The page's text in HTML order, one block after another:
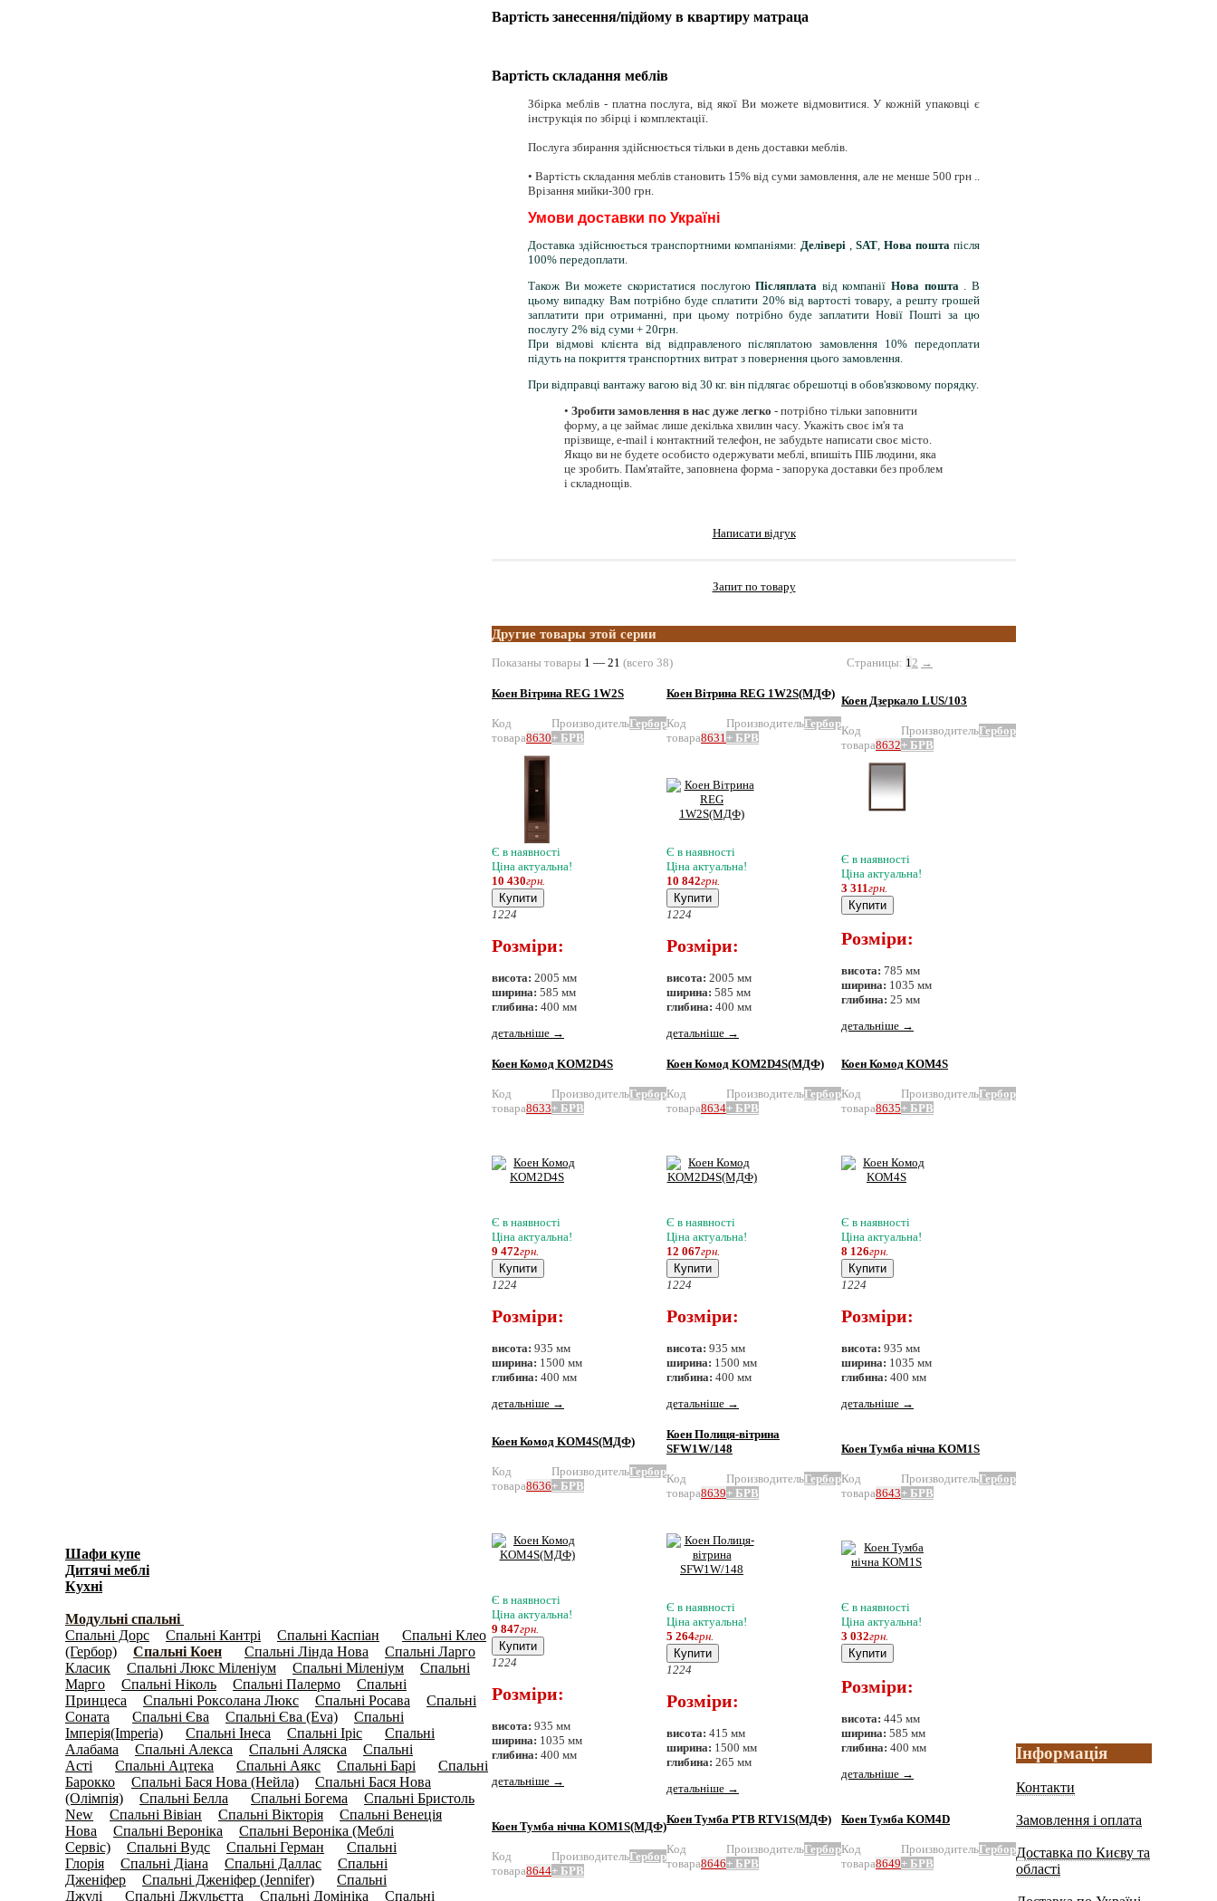
Шафи купе
Дитячі меблі(278)
Кухні(3871)
Модульні спальні
Спальнi Дорс Спальнi Кантрі Спальнi Каспіан
Спальнi Клео
(Гербор)
Спальнi Коен Спальнi Лiнда Нова
Спальнi Ларго
Класик
Спальнi Люкс Міленіум Спальнi Міленіум
Спальнi
Марго
Спальнi Ніколь Спальнi Палермо
Спальнi
Принцеса
Спальнi Роксолана Люкс Спальнi Росава
Спальнi
Соната
Спальні Єва Спальні Єва (Eva)
Спальні
Імперія(Imperia)
Спальні Інеса Спальні Іріс
Спальні
Алабама
Спальні Алекса Спальні Аляска
Спальні
Асті
Спальні Ацтека Спальні Аякс Спальні Барі
Спальні
Барокко
Спальні Бася Нова (Нейла)
Спальні Бася Нова
(Олімпія)
Спальні Белла Спальні Богема
Спальні Бристоль
New
Спальні Вівіан Спальні Вікторія
Спальні Венеція
Нова
Спальні Вероніка
Спальні Вероніка (Меблі
Сервіс)
Спальні Вудс Спальні Герман
Спальні
Глорія
Спальні Діана Спальні Даллас
Спальні
Дженіфер
Спальні Дженіфер (Jennifer)
Спальні
Джулі
Спальні Джульєтта Спальні Домініка Спальні
Вартість занесення/підйому в квартиру матраца
Вартість складання меблів
Збірка меблів - платна послуга, від якої Ви можете відмовитися. У кожній упаковці є
інструкція по збірці і комплектації.
Послуга збирання здійснюється тільки в день доставки меблів.
• Вартість складання меблів становить 15% від суми замовлення, але не менше 500 грн ..
Врізання мийки-300 грн.
Умови доставки по Україні
Доставка здійснюється транспортними компаніями: Делівері , SAT, Нова пошта після
100% передоплати.
Також Ви можете скористатися послугоюПісляплата від компаніїНова пошта . В
цьому випадку Вам потрібно буде сплатити 20% від вартості товару, а решту грошей
заплатити при отриманні, при цьому потрібно буде заплатити Новії Пошті за цю
послугу 2% від суми + 20грн.
При відмові клієнта від відправленого післяплатою замовлення 10% передоплати
підуть на покриття транспортних витрат з повернення цього замовлення.
При відправці вантажу вагою від 30 кг. він підлягає обрешотці в обов'язковому порядку.
• Зробити замовлення в нас дуже легко - потрібно тільки заповнити
форму, а це займає лише декілька хвилин часу. Укажіть своє ім'я та
прізвище, e-mail і контактний телефон, не забудьте написати своє місто.
Якщо ви не будете особисто одержувати меблі, впишіть ПІБ людини, яка
це зробить. Пам'ятайте, заповнена форма - запорука доставки без проблем
і складнощів.
Написати відгук
Запит по товару
Другие товары этой серии
Показаны товары 1 — 21 (всего 38) Страницы: 12 →
Коен Вітрина REG 1W2S
Код
товара8630
ПроизводительГербор
+ БРВ
Є в наявності
Ціна актуальна!
10 430грн.
Купити
1224
Розміри:
висота: 2005 мм
ширина: 585 мм
глибина: 400 мм
детальніше →
Коен Вітрина REG 1W2S(МДФ)
Код
товара8631
ПроизводительГербор
+ БРВ
Є в наявності
Ціна актуальна!
10 842грн.
Купити
1224
Розміри:
висота: 2005 мм
ширина: 585 мм
глибина: 400 мм
детальніше →
Коен Дзеркало LUS/103
Код
товара8632
ПроизводительГербор
+ БРВ
Є в наявності
Ціна актуальна!
3 311грн.
Купити
Розміри:
висота: 785 мм
ширина: 1035 мм
глибина: 25 мм
детальніше →
Коен Комод KOM2D4S
Код
товара8633
ПроизводительГербор
+ БРВ
Є в наявності
Ціна актуальна!
9 472грн.
Купити
1224
Розміри:
висота: 935 мм
ширина: 1500 мм
глибина: 400 мм
детальніше →
Коен Комод KOM2D4S(МДФ)
Код
товара8634
ПроизводительГербор
+ БРВ
Є в наявності
Ціна актуальна!
12 067грн.
Купити
1224
Розміри:
висота: 935 мм
ширина: 1500 мм
глибина: 400 мм
детальніше →
Коен Комод KOM4S
Код
товара8635
ПроизводительГербор
+ БРВ
Є в наявності
Ціна актуальна!
8 126грн.
Купити
1224
Розміри:
висота: 935 мм
ширина: 1035 мм
глибина: 400 мм
детальніше →
Коен Комод KOM4S(МДФ)
Код
товара8636
ПроизводительГербор
+ БРВ
Є в наявності
Ціна актуальна!
9 847грн.
Купити
1224
Розміри:
висота: 935 мм
ширина: 1035 мм
глибина: 400 мм
детальніше →
Коен Полиця-вітрина
SFW1W/148
Код
товара8639
ПроизводительГербор
+ БРВ
Є в наявності
Ціна актуальна!
5 264грн.
Купити
1224
Розміри:
висота: 415 мм
ширина: 1500 мм
глибина: 265 мм
детальніше →
Коен Тумба нічна KOM1S
Код
товара8643
ПроизводительГербор
+ БРВ
Є в наявності
Ціна актуальна!
3 032грн.
Купити
Розміри:
висота: 445 мм
ширина: 585 мм
глибина: 400 мм
детальніше →
Коен Тумба нічна KOM1S(МДФ)
Код
товара8644
ПроизводительГербор
+ БРВ
Коен Тумба РТВ RTV1S(МДФ)
Код
товара8646
ПроизводительГербор
+ БРВ
Коен Тумба KOM4D
Код
товара8649
ПроизводительГербор
+ БРВ
Інформація
Контакти
Замовлення і оплата
Доставка по Києву та
області